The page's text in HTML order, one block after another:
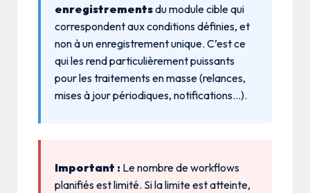
enregistrementsdu module cible qui
correspondent aux conditions définies, et
non à un enregistrement unique. C’est ce
qui les rend particulièrement puissants
pour les traitements en masse (relances,
mises à jour périodiques, notifications…).
Important : Le nombre de workflows
planifiés est limité. Si la limite est atteinte,